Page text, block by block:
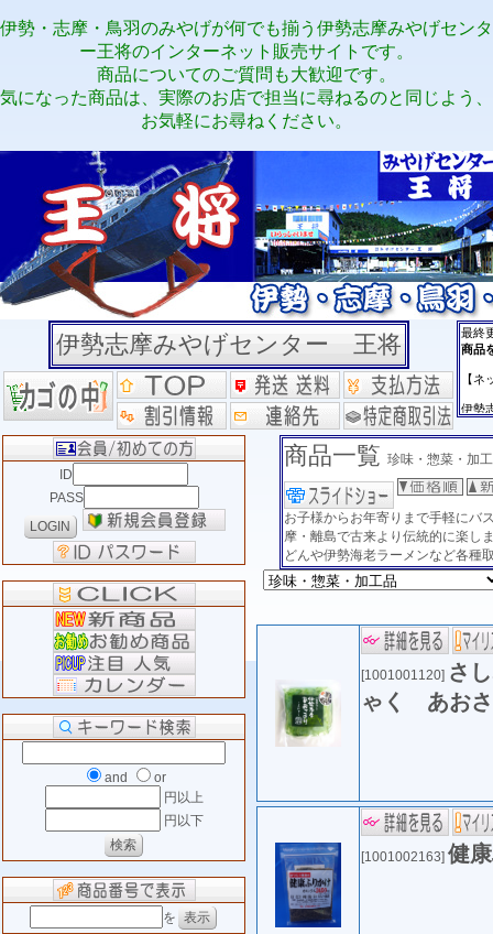
伊勢・志摩・鳥羽のみやげが何でも揃う伊勢志摩みやげセンタ
ー王将のインターネット販売サイトです。
商品についてのご質問も大歓迎です。
気になった商品は、実際のお店で担当に尋ねるのと同じよう、
お気軽にお尋ねください。
伊勢志摩みやげセンター 王将
ID
PASS
and
or
円以上
円以下
を
商品一覧 珍味・惣菜・加
お子様からお年寄りまで手軽にバ
摩・離島で古来より伝統的に楽し
どんや伊勢海老ラーメンなど各種
[1001001120] さ
ゃく あお
[1001002163] 健